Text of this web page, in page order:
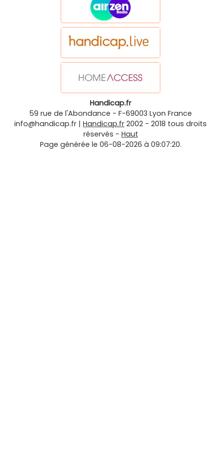
Handicap.fr
59 rue de l'Abondance - F-69003 Lyon France
info@handicap.fr | Handicap.fr 2002 - 2018 tous droits
réservés - Haut
Page générée le 06-08-2026 à 09:07:20.